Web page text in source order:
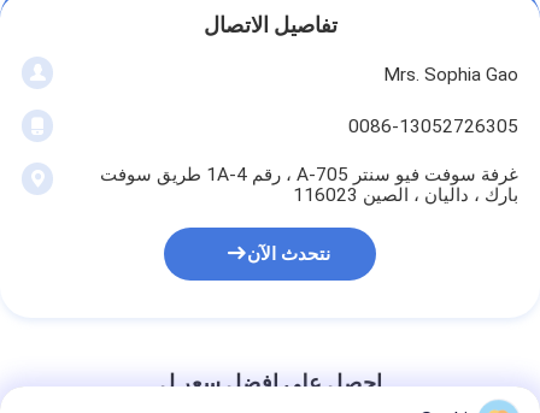
تفاصيل الاتصال
Mrs. Sophia Gao
0086-13052726305
غرفة سوفت فيو سنتر A-705 ، رقم 1A-4 طريق سوفت
بارك ، داليان ، الصين 116023
نتحدث الآن
احصل على افضل سعر ل